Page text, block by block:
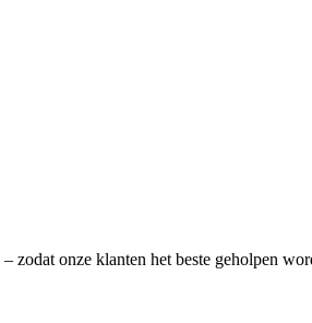
– zodat onze klanten het beste geholpen